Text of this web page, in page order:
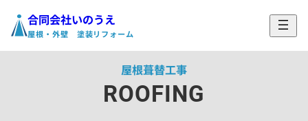
合同会社いのうえ
屋根・外壁 塗装リフォーム
ホーム › 施工メニュー
屋根葺替工事
ROOFING